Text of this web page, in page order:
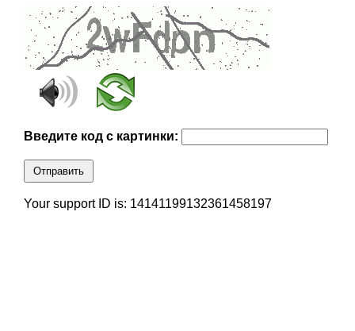
Введите код с картинки:
Отправить
Your support ID is: 14141199132361458197